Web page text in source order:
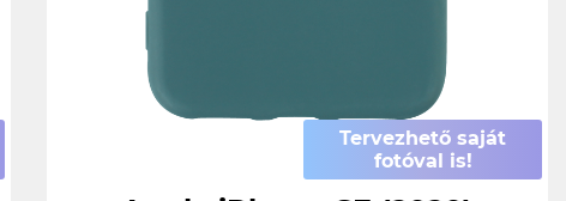
Tervezhető saját
fotóval is!